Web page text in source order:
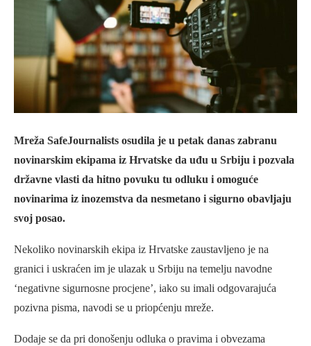
Mreža SafeJournalists osudila je u petak danas zabranu
novinarskim ekipama iz Hrvatske da uđu u Srbiju i pozvala
državne vlasti da hitno povuku tu odluku i omoguće
novinarima iz inozemstva da nesmetano i sigurno obavljaju
svoj posao.
Nekoliko novinarskih ekipa iz Hrvatske zaustavljeno je na
granici i uskraćen im je ulazak u Srbiju na temelju navodne
‘negativne sigurnosne procjene’, iako su imali odgovarajuća
pozivna pisma, navodi se u priopćenju mreže.
Dodaje se da pri donošenju odluka o pravima i obvezama